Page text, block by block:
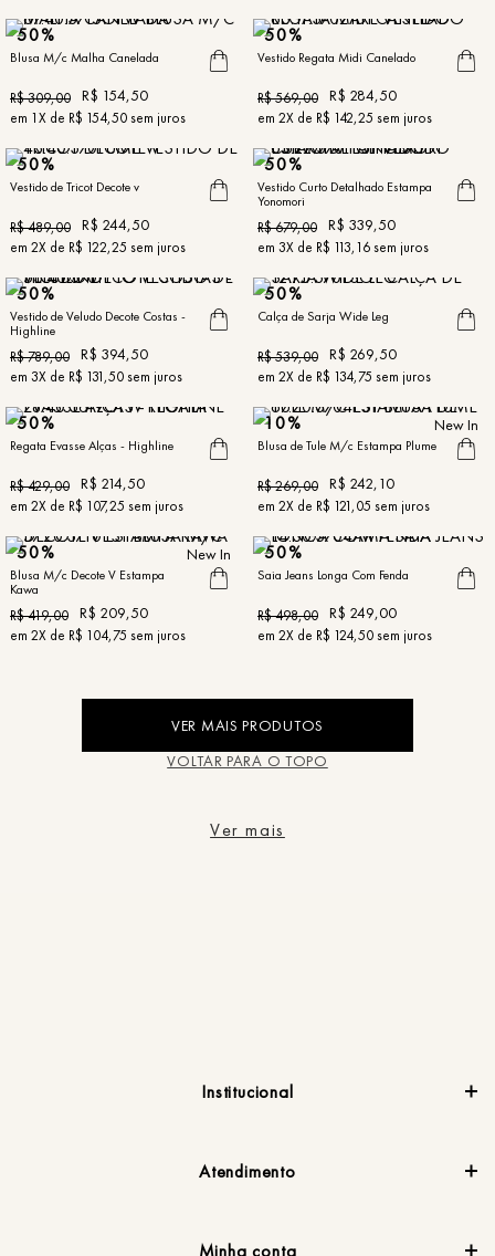
50%
Blusa M/c Malha Canelada
R$309,00 R$ 154,50
em 1X de R$ 154,50sem juros
50%
Vestido Regata Midi Canelado
R$569,00 R$ 284,50
em 2X de R$ 142,25 sem juros
50%
Vestido de Tricot Decote v
R$489,00 R$ 244,50
em 2X de R$ 122,25 sem juros
50%
Vestido Curto Detalhado Estampa
Yonomori
R$679,00 R$ 339,50
em 3X de R$ 113,16sem juros
50%
Vestido de Veludo Decote Costas -
Highline
R$789,00 R$ 394,50
em 3X de R$ 131,50sem juros
50%
Calça de Sarja Wide Leg
R$539,00 R$ 269,50
em 2X de R$ 134,75 sem juros
50%
Regata Evasse Alças - Highline
R$429,00 R$ 214,50
em 2X de R$ 107,25 sem juros
New In
10%
Blusa de Tule M/c Estampa Plume
R$269,00 R$ 242,10
em 2X de R$ 121,05 sem juros
New In
50%
Blusa M/c Decote V Estampa
Kawa
R$419,00 R$ 209,50
em 2X de R$ 104,75 sem juros
50%
Saia Jeans Longa Com Fenda
R$498,00 R$ 249,00
em 2X de R$ 124,50sem juros
VOLTAR PARA O TOPO
Ver mais
Institucional
Atendimento
Minha conta